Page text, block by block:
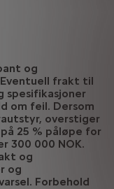
og
frakt til
spesifikasjoner
om feil. Dersom
overstiger
25 % påløpe for
300 000 NOK.
og
og
Forbehold